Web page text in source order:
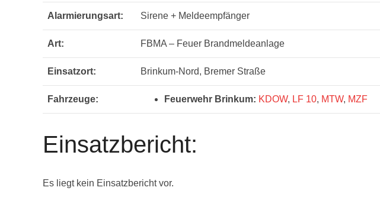
Alarmierungsart: Sirene + Meldeempfänger
Art: FBMA – Feuer Brandmeldeanlage
Einsatzort: Brinkum-Nord, Bremer Straße
Fahrzeuge: Feuerwehr Brinkum: KDOW, LF 10, MTW, MZF
Einsatzbericht:
Es liegt kein Einsatzbericht vor.